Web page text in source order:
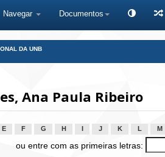
Navegar Documentos
DA UNB
Ana Paula Ribeiro
E F G H J K L M
ou entre com as primeiras letras: